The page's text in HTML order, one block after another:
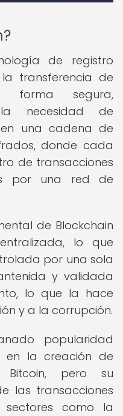
de registro
transferencia de
forma segura,
necesidad de
en una cadena de
donde cada
de transacciones
por una red de
de Blockchain
lo que
por una sola
y validada
lo que la hace
y a la corrupción.
popularidad
en la creación de
Bitcoin, pero su
las transacciones
sectores como la